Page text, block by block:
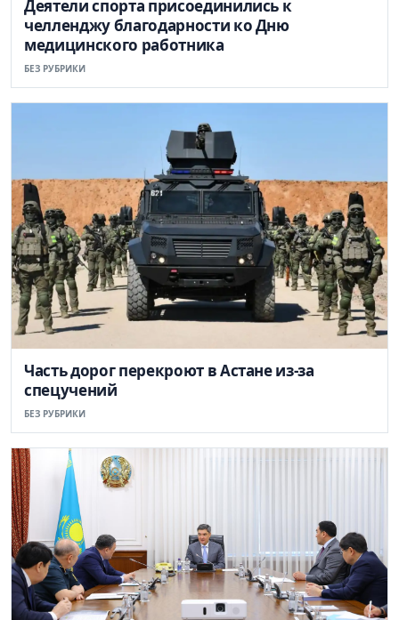
Деятели спорта присоединились к
челленджу благодарности ко Дню
медицинского работника
БЕЗ РУБРИКИ
Часть дорог перекроют в Астане из-за
спецучений
БЕЗ РУБРИКИ